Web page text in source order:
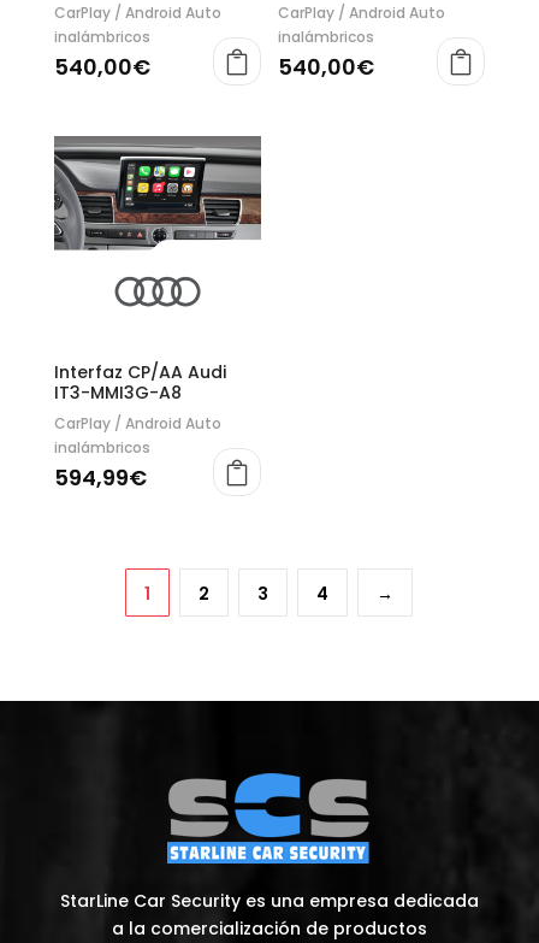
CarPlay / Android Auto
inalámbricos
540,00€
CarPlay / Android Auto
inalámbricos
540,00€
Interfaz CP/AA Audi
IT3-MMI3G-A8
CarPlay / Android Auto
inalámbricos
594,99€
1 2 3 4 →
StarLine Car Security es una empresa dedicada
a la comercialización de productos